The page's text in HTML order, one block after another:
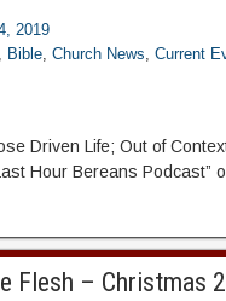
2019
Bible Church News Current
Driven Life; Out of
Hour Bereans Podcast”
Flesh – Christmas